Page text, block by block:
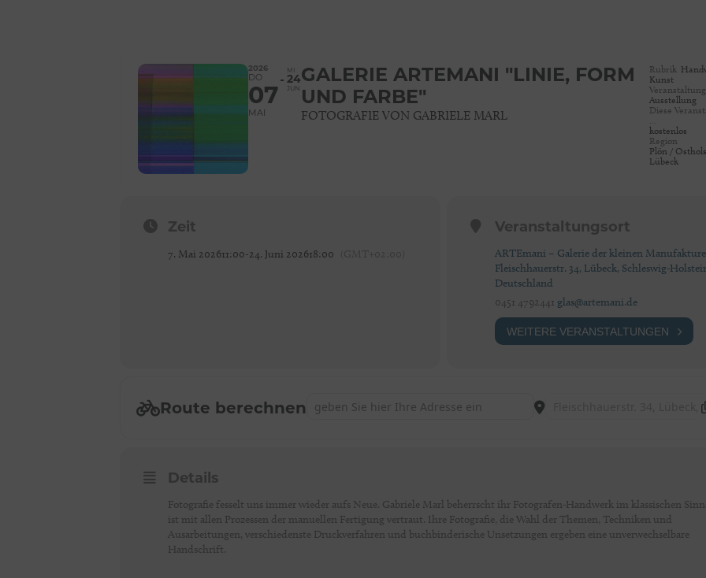
2026
DO
07
MAI
MI
24
JUN
GALERIE ARTEMANI "LINIE, FORM
UND FARBE"
FOTOGRAFIE VON GABRIELE MARL
Rubrik
Kunst
Ausstellung
Diese
…
kostenlos
Region
Plön /
Lübeck
Zeit
7. Mai 202611:00-24. Juni 202618:00
Veranstaltungsort
ARTEmani – Galerie der kleinen
Fleischhauerstr. 34, Lübeck, Schleswig-
Deutschland
0451 4792441 glas@artemani.de
WEITERE VERANSTALTUNGEN
Route berechnen Address - Galerie Artemani "Linie, Form und Farbe" [rh9mDQ0yi]Destination Address - Galerie
Details
Fotografie fesselt uns immer wieder aufs Neue. Gabriele Marl beherrscht ihr Fotografen-Handwerk im klassischen
ist mit allen Prozessen der manuellen Fertigung vertraut. Ihre Fotografie, die Wahl der Themen, Techniken und
Ausarbeitungen, verschiedenste Druckverfahren und buchbinderische Unsetzungen ergeben eine unverwechselbare
Handschrift.